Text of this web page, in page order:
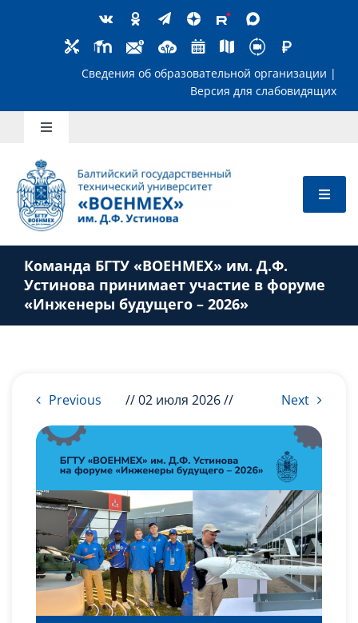
Сведения об образовательной
Toggle
Школьникам
Абитуриентам
Студентам
Преподавателям
Партнерам
Команда БГТУ «ВОЕНМЕХ» им. Д.Ф.
Устинова принимает участие в форуме
«Инженеры будущего – 2026»
Previous Next
// 02 июля 2026 //